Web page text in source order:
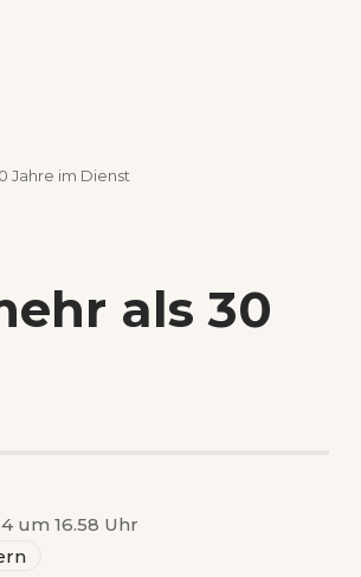
Jahre im Dienst
als 30
um 16.58 Uhr